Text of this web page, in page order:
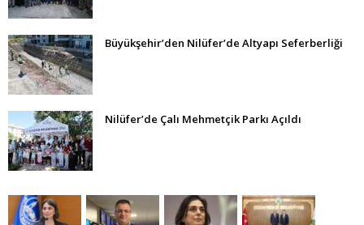
Büyükşehir’den Nilüfer’de Altyapı Seferberliği
Nilüfer’de Çalı Mehmetçik Parkı Açıldı